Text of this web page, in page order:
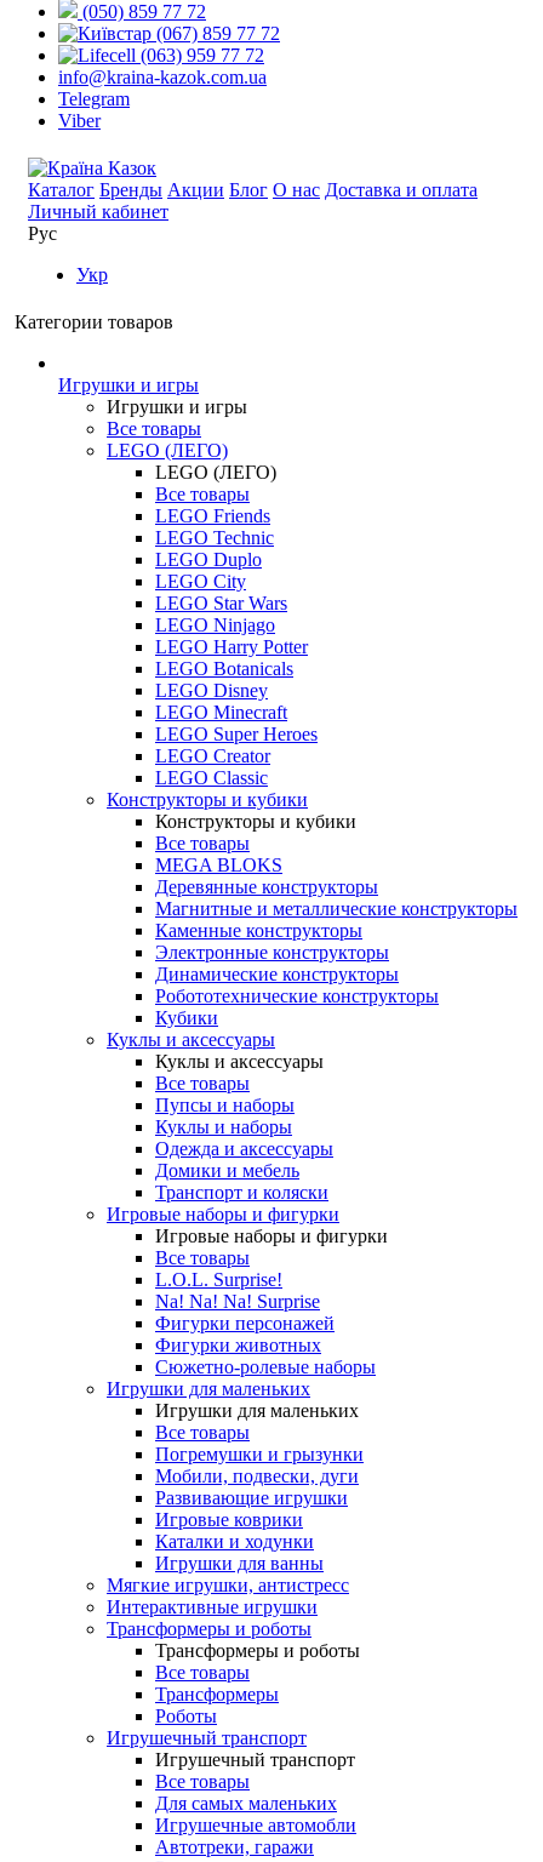
(050) 859 77 72
(067) 859 77 72
(063) 959 77 72
info@kraina-kazok.com.ua
Telegram
Viber
Каталог Бренды Акции Блог О нас Доставка и оплата
Личный кабинет
Рус
Укр
Категории товаров
Игрушки и игры
Игрушки и игры
Все товары
LEGO (ЛЕГО)
LEGO (ЛЕГО)
Все товары
LEGO Friends
LEGO Technic
LEGO Duplo
LEGO City
LEGO Star Wars
LEGO Ninjago
LEGO Harry Potter
LEGO Botanicals
LEGO Disney
LEGO Minecraft
LEGO Super Heroes
LEGO Creator
LEGO Classic
Конструкторы и кубики
Конструкторы и кубики
Все товары
MEGA BLOKS
Деревянные конструкторы
Магнитные и металлические конструкторы
Каменные конструкторы
Электронные конструкторы
Динамические конструкторы
Робототехнические конструкторы
Кубики
Куклы и аксессуары
Куклы и аксессуары
Все товары
Пупсы и наборы
Куклы и наборы
Одежда и аксессуары
Домики и мебель
Транспорт и коляски
Игровые наборы и фигурки
Игровые наборы и фигурки
Все товары
L.O.L. Surprise!
Na! Na! Na! Surprise
Фигурки персонажей
Фигурки животных
Сюжетно-ролевые наборы
Игрушки для маленьких
Игрушки для маленьких
Все товары
Погремушки и грызунки
Мобили, подвески, дуги
Развивающие игрушки
Игровые коврики
Каталки и ходунки
Игрушки для ванны
Мягкие игрушки, антистресс
Интерактивные игрушки
Трансформеры и роботы
Трансформеры и роботы
Все товары
Трансформеры
Роботы
Игрушечный транспорт
Игрушечный транспорт
Все товары
Для самых маленьких
Игрушечные автомобли
Автотреки, гаражи